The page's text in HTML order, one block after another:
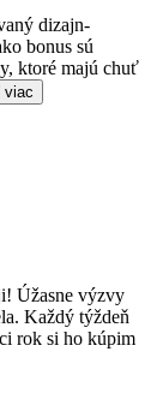
dizajn-
bonus sú
ktoré majú chuť
viac
Úžasne výzvy
Každý týždeň
rok si ho kúpim